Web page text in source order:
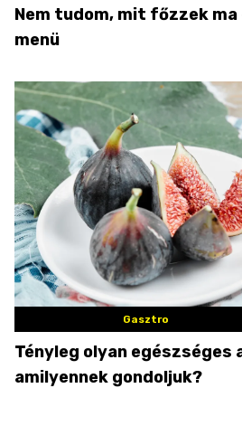
Nem tudom, mit főzzek ma
menü
Gasztro
Tényleg olyan egészséges
amilyennek gondoljuk?